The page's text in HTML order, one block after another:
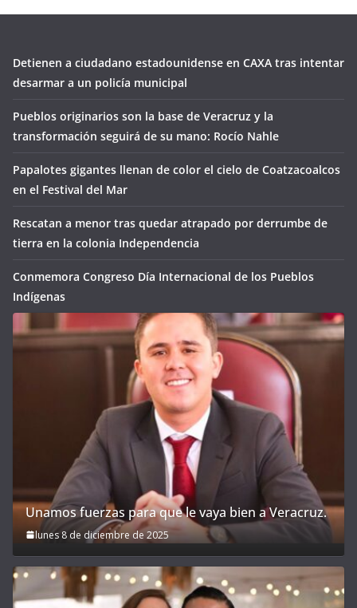
Detienen a ciudadano estadounidense en CAXA tras intentar
desarmar a un policía municipal
Pueblos originarios son la base de Veracruz y la
transformación seguirá de su mano: Rocío Nahle
Papalotes gigantes llenan de color el cielo de Coatzacoalcos
en el Festival del Mar
Rescatan a menor tras quedar atrapado por derrumbe de
tierra en la colonia Independencia
Conmemora Congreso Día Internacional de los Pueblos
Indígenas
Unamos fuerzas para que le vaya bien a Veracruz.
lunes 8 de diciembre de 2025